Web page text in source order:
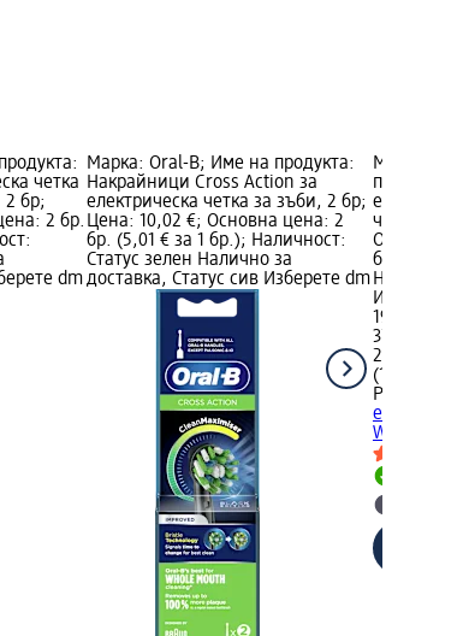
четка
2 бр;
2 бр.
dm
Марка: Oral-B; Име на продукта:
Накрайници Cross Action за
електрическа четка за зъби, 2 бр;
Цена: 10,02 €; Основна цена: 2
бр. (5,01 € за 1 бр.); Наличност:
Статус зелен Налично за
доставка, Статус сив Изберете dm
Марка:
продукта:
черен
Основна
бр.);
Налично
Изберете
19,38 €
37,90 лв.
2 бр. (9,69
(18,95 лв.
Philips
White..., 2